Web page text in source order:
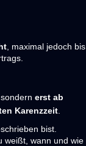
, maximal jedoch bis
, sondern erst ab
Karenzzeit
bist.
weißt, wann und wie